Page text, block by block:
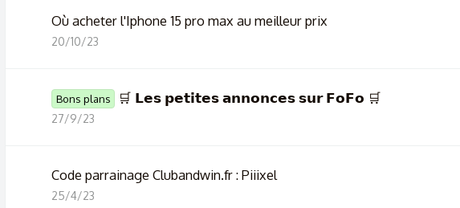
Où acheter l'Iphone 15 pro max au meilleur prix
20/10/23
Bons plans 🛒 𝗟𝗲𝘀 𝗽𝗲𝘁𝗶𝘁𝗲𝘀 𝗮𝗻𝗻𝗼𝗻𝗰𝗲𝘀 𝘀𝘂𝗿 𝗙𝗼𝗙𝗼 🛒
27/9/23
Code parrainage Clubandwin.fr : Piiixel
25/4/23